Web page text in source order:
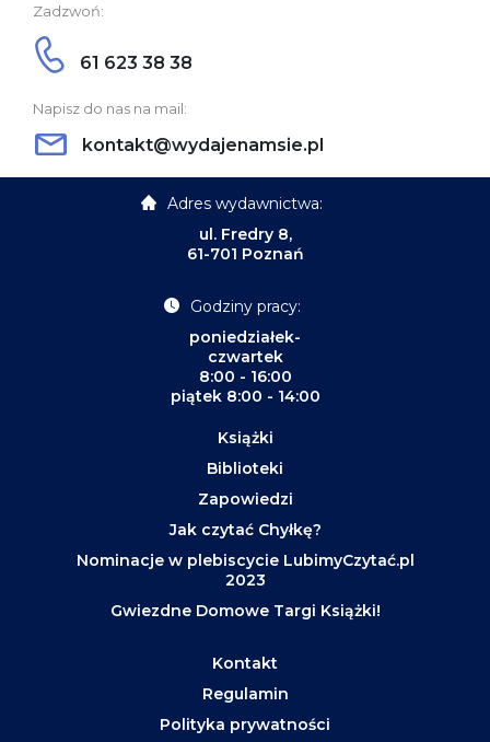
Zadzwoń:
61 623 38 38
Napisz do nas na mail:
kontakt@wydajenamsie.pl
Adres wydawnictwa:
ul. Fredry 8,
61-701 Poznań
Godziny pracy:
poniedziałek-
czwartek
8:00 - 16:00
piątek 8:00 - 14:00
Książki
Biblioteki
Zapowiedzi
Jak czytać Chyłkę?
Nominacje w plebiscycie LubimyCzytać.pl
2023
Gwiezdne Domowe Targi Książki!
Kontakt
Regulamin
Polityka prywatności